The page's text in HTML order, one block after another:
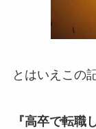
とはいえこの
『高卒で転職